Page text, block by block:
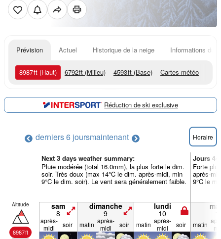
Prévision Actuel Historique de la neige Informations du
8987ft (Haut) 6792ft (Milieu) 4593ft (Base) Cartes météo
Réduction de ski exclusive
derniers 6 joursmaintenant Horaire
Next 3 days weather summary:
Pluie modérée (total 16.0mm), la plus forte le dim.
soir. Très doux (max 14°C le dim. après-midi, min
9°C le dim. soir). Le vent sera généralement faible.
Jours 4-
Forte
après-
9°C le
Altitude
8987ft
sam
8
dimanche
9
lundi
10
après-
midi
soir matin après-
midi
soir matin après-
midi
soir matin